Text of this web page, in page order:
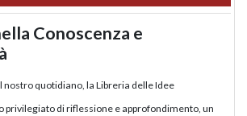
Conoscenza e
nostro quotidiano, la Libreria delle Idee
privilegiato di riflessione e approfondimento, un